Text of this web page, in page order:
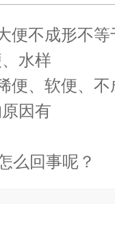
便不成形不
水样
便、软便、
因有
么回事呢？